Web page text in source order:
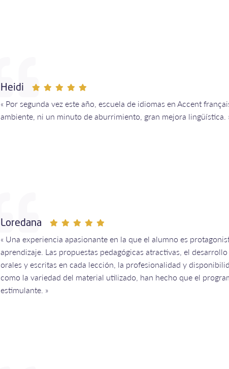
Heidi
« Por segunda vez este año, escuela de idiomas en Accent
ambiente, ni un minuto de aburrimiento, gran mejora lingüística.
Loredana
« Una experiencia apasionante en la que el alumno es
aprendizaje. Las propuestas pedagógicas atractivas, el
orales y escritas en cada lección, la profesionalidad y
como la variedad del material utilizado, han hecho que el
estimulante. »